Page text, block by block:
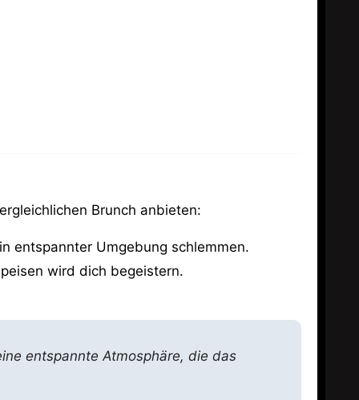
Brunch anbieten:
entspannter Umgebung schlemmen.
wird dich begeistern.
entspannte Atmosphäre, die das